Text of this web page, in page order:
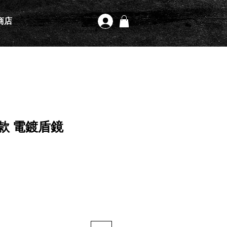
店 登入
電鍍盾鏡